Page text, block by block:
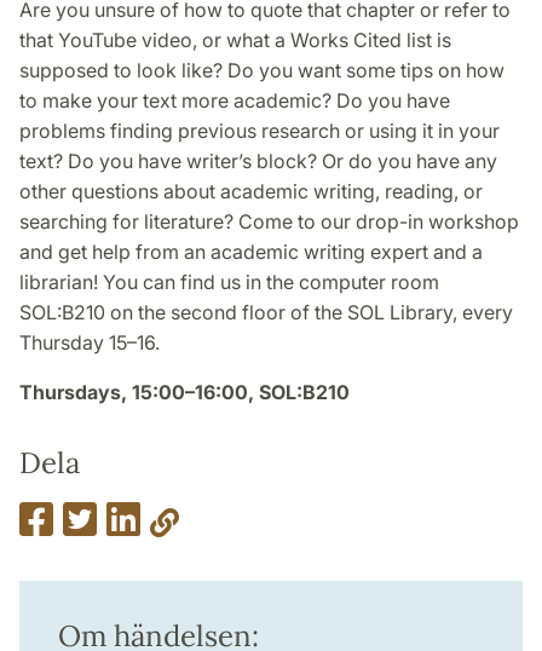
Are you unsure of how to quote that chapter or refer to
that YouTube video, or what a Works Cited list is
supposed to look like? Do you want some tips on how
to make your text more academic? Do you have
problems finding previous research or using it in your
text? Do you have writer’s block? Or do you have any
other questions about academic writing, reading, or
searching for literature? Come to our drop-in workshop
and get help from an academic writing expert and a
librarian! You can find us in the computer room
SOL:B210 on the second floor of the SOL Library, every
Thursday 15–16.
Thursdays, 15:00–16:00, SOL:B210
Dela
Om händelsen: